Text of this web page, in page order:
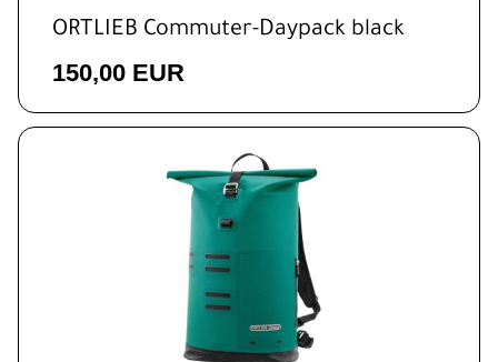
ORTLIEB Commuter-Daypack black
150,00 EUR